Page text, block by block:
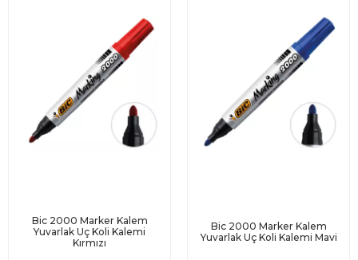
Bic 2000 Marker Kalem
Yuvarlak Uç Koli Kalemi
Kırmızı
Bic 2000 Marker Kalem
Yuvarlak Uç Koli Kalemi Mavi